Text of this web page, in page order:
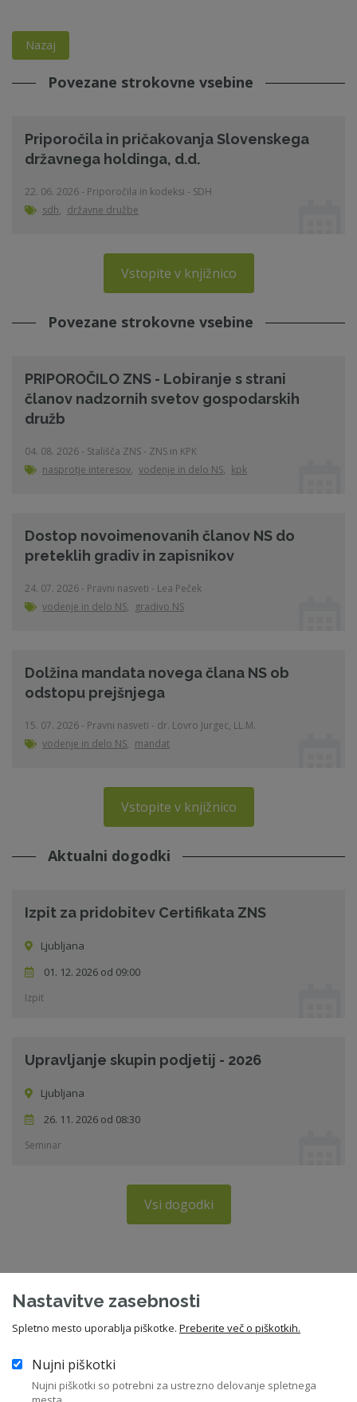
Nazaj
Povezane strokovne vsebine
Priporočila in pričakovanja Slovenskega
državnega holdinga, d.d.
22. 06. 2026 - Priporočila in kodeksi - SDH
sdh, državne družbe
Vstopite v knjižnico
Povezane strokovne vsebine
PRIPOROČILO ZNS - Lobiranje s strani
članov nadzornih svetov gospodarskih
družb
04. 08. 2026 - Stališča ZNS - ZNS in KPK
nasprotje interesov, vodenje in delo NS, kpk
Dostop novoimenovanih članov NS do
preteklih gradiv in zapisnikov
24. 07. 2026 - Pravni nasveti - Lea Peček
vodenje in delo NS, gradivo NS
Dolžina mandata novega člana NS ob
odstopu prejšnjega
15. 07. 2026 - Pravni nasveti - dr. Lovro Jurgec, LL.M.
vodenje in delo NS, mandat
Vstopite v knjižnico
Aktualni dogodki
Izpit za pridobitev Certifikata ZNS
Ljubljana
01. 12. 2026 od 09:00
Izpit
Upravljanje skupin podjetij - 2026
Ljubljana
26. 11. 2026 od 08:30
Seminar
Vsi dogodki
Sorodne novice
preglednosti sistemov umetne inteli
Nastavitve zasebnosti
Spletno mesto uporablja piškotke. Preberite več o piškotkih.
Nujni piškotki
Nujni piškotki so potrebni za ustrezno delovanje spletnega